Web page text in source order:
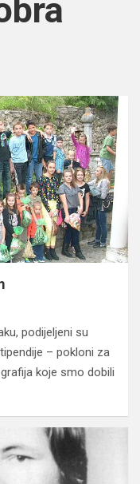
podijeljeni su
– pokloni za
koje smo dobili